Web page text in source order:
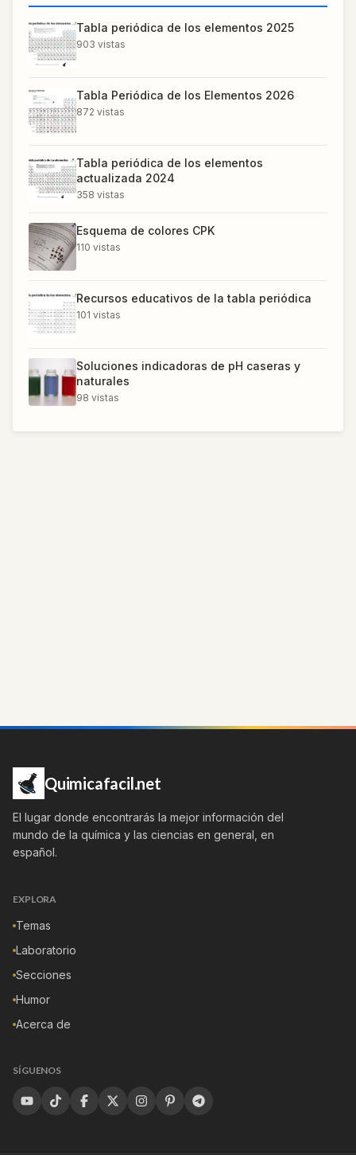
Tabla periódica de los elementos 2025
903 vistas
Tabla Periódica de los Elementos 2026
872 vistas
Tabla periódica de los elementos
actualizada 2024
358 vistas
Esquema de colores CPK
110 vistas
Recursos educativos de la tabla periódica
101 vistas
Soluciones indicadoras de pH caseras y
naturales
98 vistas
Quimicafacil.net
El lugar donde encontrarás la mejor información del
mundo de la química y las ciencias en general, en
español.
EXPLORA
Temas
Laboratorio
Secciones
Humor
Acerca de
SÍGUENOS